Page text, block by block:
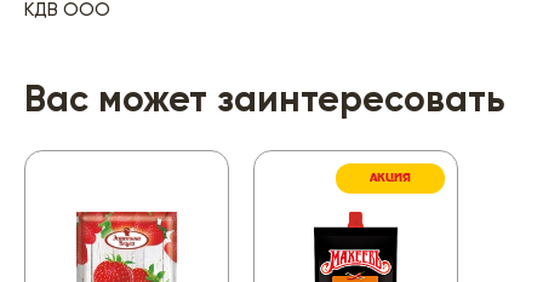
КДВ ООО
Вас может заинтересовать
АКЦИЯ